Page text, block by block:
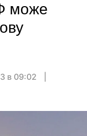
може
в 09:02